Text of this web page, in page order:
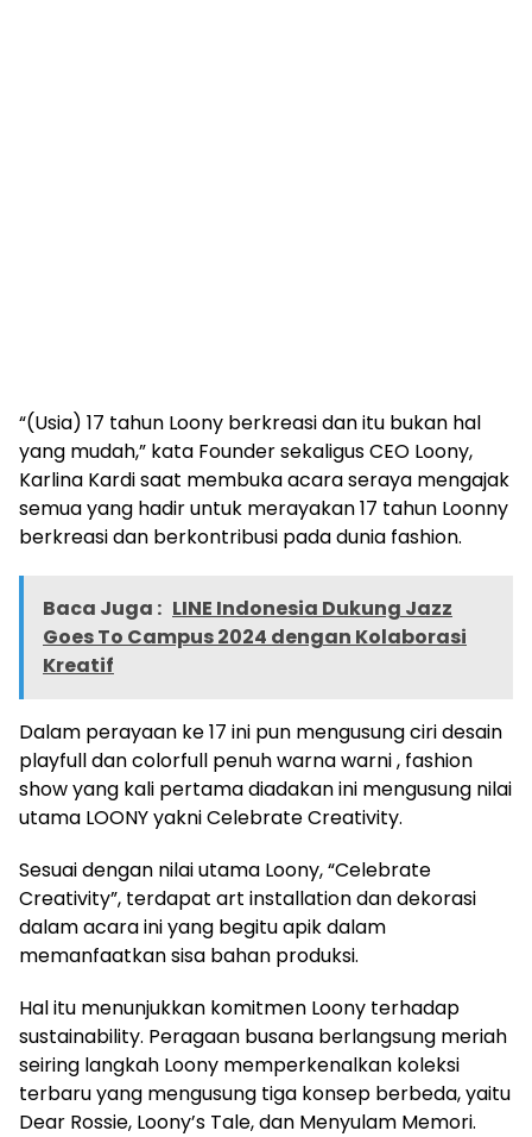
“(Usia) 17 tahun Loony berkreasi dan itu bukan hal
yang mudah,” kata Founder sekaligus CEO Loony,
Karlina Kardi saat membuka acara seraya mengajak
semua yang hadir untuk merayakan 17 tahun Loonny
berkreasi dan berkontribusi pada dunia fashion.
Baca Juga : LINE Indonesia Dukung Jazz
Goes To Campus 2024 dengan Kolaborasi
Kreatif
Dalam perayaan ke 17 ini pun mengusung ciri desain
playfull dan colorfull penuh warna warni , fashion
show yang kali pertama diadakan ini mengusung nilai
utama LOONY yakni Celebrate Creativity.
Sesuai dengan nilai utama Loony, “Celebrate
Creativity”, terdapat art installation dan dekorasi
dalam acara ini yang begitu apik dalam
memanfaatkan sisa bahan produksi.
Hal itu menunjukkan komitmen Loony terhadap
sustainability. Peragaan busana berlangsung meriah
seiring langkah Loony memperkenalkan koleksi
terbaru yang mengusung tiga konsep berbeda, yaitu
Dear Rossie, Loony’s Tale, dan Menyulam Memori.